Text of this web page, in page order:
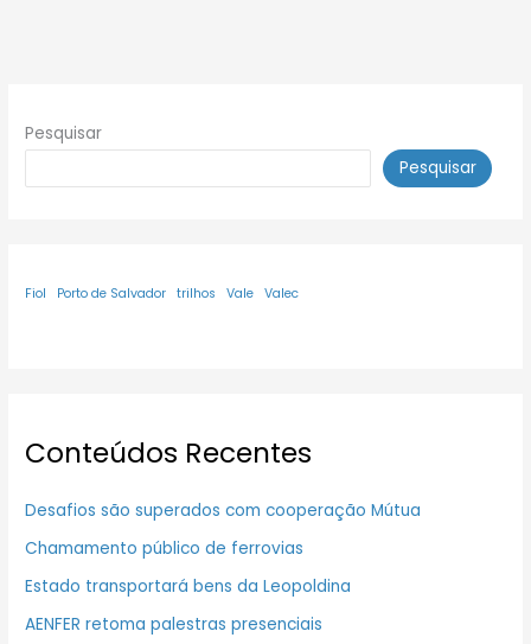
Pesquisar
Pesquisar
Fiol Porto de Salvador trilhos Vale Valec
Conteúdos Recentes
Desafios são superados com cooperação Mútua
Chamamento público de ferrovias
Estado transportará bens da Leopoldina
AENFER retoma palestras presenciais